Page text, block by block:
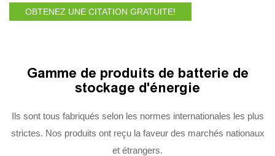
OBTENEZ UNE CITATION GRATUITE!
Gamme de produits de batterie de
stockage d'énergie
Ils sont tous fabriqués selon les normes internationales les plus
strictes. Nos produits ont reçu la faveur des marchés nationaux
et étrangers.